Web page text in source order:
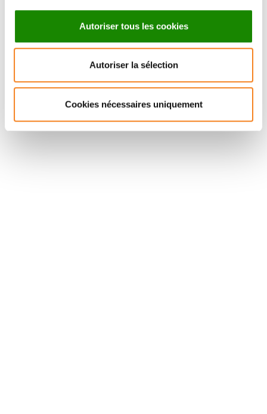
Autoriser tous les cookies
Autoriser la sélection
Cookies nécessaires uniquement
CHUNLONG
CNRS Research Director